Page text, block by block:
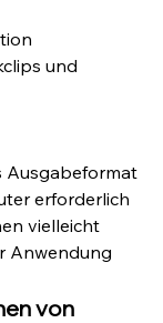
und
Ausgabeformat
erforderlich
vielleicht
Anwendung
von